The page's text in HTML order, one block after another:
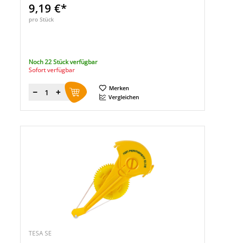
9,19 €*
pro Stück
Noch 22 Stück verfügbar
Sofort verfügbar
Menge
Merken
Vergleichen
TESA SE